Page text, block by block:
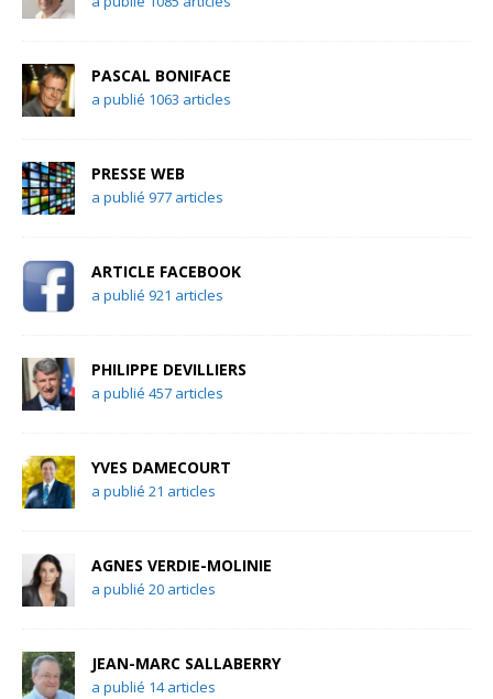
PASCAL BONIFACE
a publié 1063 articles
PRESSE WEB
a publié 977 articles
ARTICLE FACEBOOK
a publié 921 articles
PHILIPPE DEVILLIERS
a publié 457 articles
YVES DAMECOURT
a publié 21 articles
AGNES VERDIE-MOLINIE
a publié 20 articles
JEAN-MARC SALLABERRY
a publié 14 articles